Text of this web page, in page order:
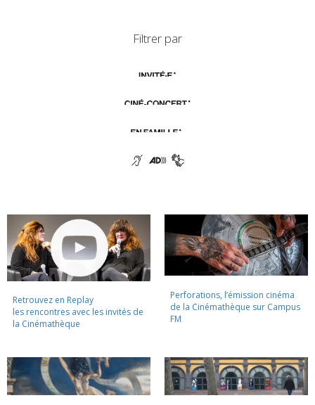
Filtrer par
Retrouvez en Replay
les rencontres avec les invités de
la Cinémathèque
Perforations, l’émission cinéma
de la Cinémathèque sur Campus
FM